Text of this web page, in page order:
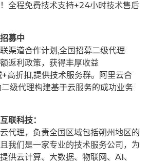
全程免费技术支持+24小时技术售后
募中
渠道合作计划,全国招募二级代理
返利政策，获得丰厚收益
高折扣,提供技术服务群。阿里云合
级代理构建基于云服务的成功业务
联科技：
代理，负责全国区域包括朔州地区的
我们是一家专业的技术服务公司，为
供云计算、大数据、物联网、AI、